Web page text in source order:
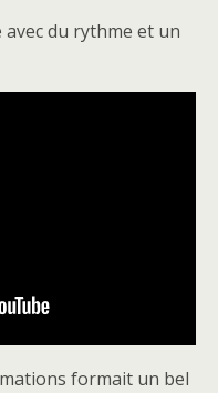
du rythme et un
formait un bel